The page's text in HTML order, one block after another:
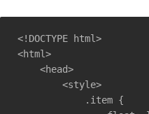
<!DOCTYPE html>
<html>
    <head>
        <style>
            .item {